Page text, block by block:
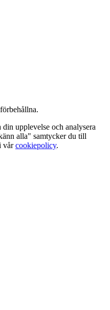
upplevelse och analysera
alla" samtycker du till
vårcookiepolicy.